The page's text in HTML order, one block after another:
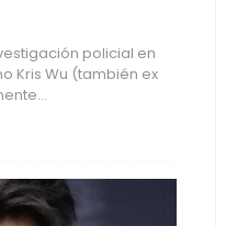
policial en
Kris Wu (también ex